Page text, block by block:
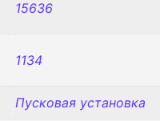
15636
1134
Пусковая установка